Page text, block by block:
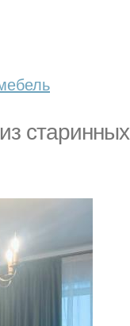
старинных